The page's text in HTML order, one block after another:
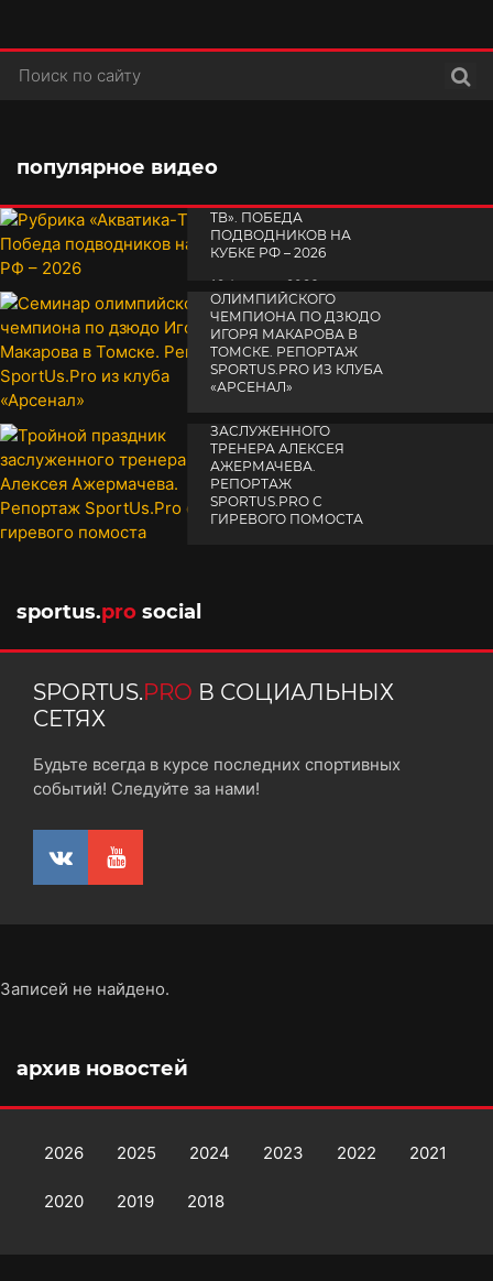
популярное видео
TВ». ПОБЕДА
ПОДВОДНИКОВ НА
КУБКЕ РФ – 2026
19 февраля 2026
СЕМИНАР
ОЛИМПИЙСКОГО
ЧЕМПИОНА ПО ДЗЮДО
ИГОРЯ МАКАРОВА В
ТОМСКЕ. РЕПОРТАЖ
SPORTUS.PRO ИЗ КЛУБА
«АРСЕНАЛ»
ЗАСЛУЖЕННОГО
ТРЕНЕРА АЛЕКСЕЯ
АЖЕРМАЧЕВА.
РЕПОРТАЖ
SPORTUS.PRO С
ГИРЕВОГО ПОМОСТА
sportus.pro social
SPORTUS.PRO В СОЦИАЛЬНЫХ
СЕТЯХ
Будьте всегда в курсе последних спортивных
событий! Следуйте за нами!
Записей не найдено.
архив новостей
2026 2025 2024 2023 2022 2021
2020 2019 2018